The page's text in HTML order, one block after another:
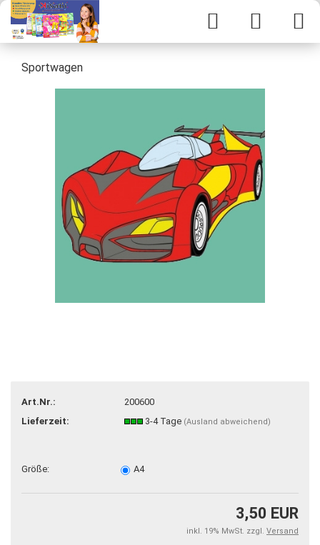
Sportwagen
Art.Nr.:
200600
Lieferzeit:
3-4 Tage (Ausland abweichend)
Größe: A4
3,50 EUR
inkl. 19% MwSt. zzgl. Versand